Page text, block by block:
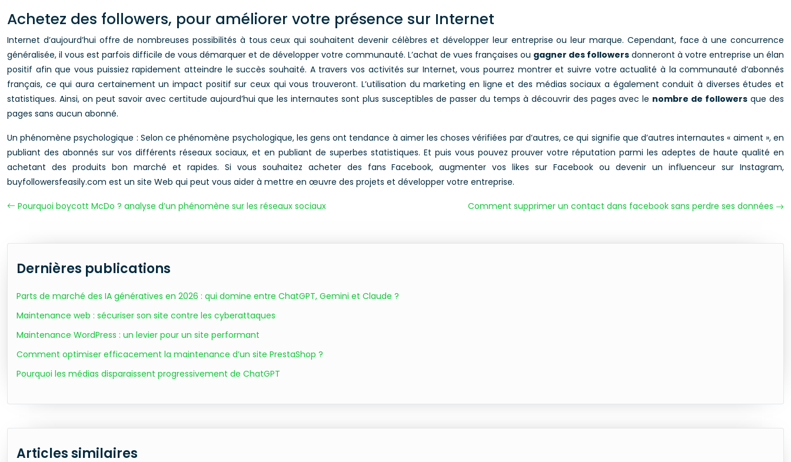
Achetez des followers, pour améliorer votre présence sur Internet
Internet d’aujourd’hui offre de nombreuses possibilités à tous ceux qui souhaitent devenir célèbres et développer leur entreprise ou leur marque. Cependant, face à une concurrence
généralisée, il vous est parfois difficile de vous démarquer et de développer votre communauté. L’achat de vues françaises ou gagner des followers donneront à votre entreprise un élan
positif afin que vous puissiez rapidement atteindre le succès souhaité. A travers vos activités sur Internet, vous pourrez montrer et suivre votre actualité à la communauté d’abonnés
français, ce qui aura certainement un impact positif sur ceux qui vous trouveront. L’utilisation du marketing en ligne et des médias sociaux a également conduit à diverses études et
statistiques. Ainsi, on peut savoir avec certitude aujourd’hui que les internautes sont plus susceptibles de passer du temps à découvrir des pages avec le nombre de followers que des
pages sans aucun abonné.
Un phénomène psychologique : Selon ce phénomène psychologique, les gens ont tendance à aimer les choses vérifiées par d’autres, ce qui signifie que d’autres internautes « aiment », en
publiant des abonnés sur vos différents réseaux sociaux, et en publiant de superbes statistiques. Et puis vous pouvez prouver votre réputation parmi les adeptes de haute qualité en
achetant des produits bon marché et rapides. Si vous souhaitez acheter des fans Facebook, augmenter vos likes sur Facebook ou devenir un influenceur sur Instagram,
buyfollowersfeasily.com est un site Web qui peut vous aider à mettre en œuvre des projets et développer votre entreprise.
Pourquoi boycott McDo ? analyse d’un phénomène sur les réseaux sociaux Comment supprimer un contact dans facebook sans perdre ses données
Dernières publications
Parts de marché des IA génératives en 2026 : qui domine entre ChatGPT, Gemini et Claude ?
Maintenance web : sécuriser son site contre les cyberattaques
Maintenance WordPress : un levier pour un site performant
Comment optimiser efficacement la maintenance d’un site PrestaShop ?
Pourquoi les médias disparaissent progressivement de ChatGPT
Articles similaires